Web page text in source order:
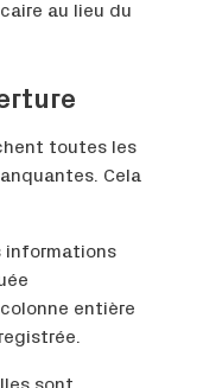
au lieu du
toutes les
Cela
informations
entière